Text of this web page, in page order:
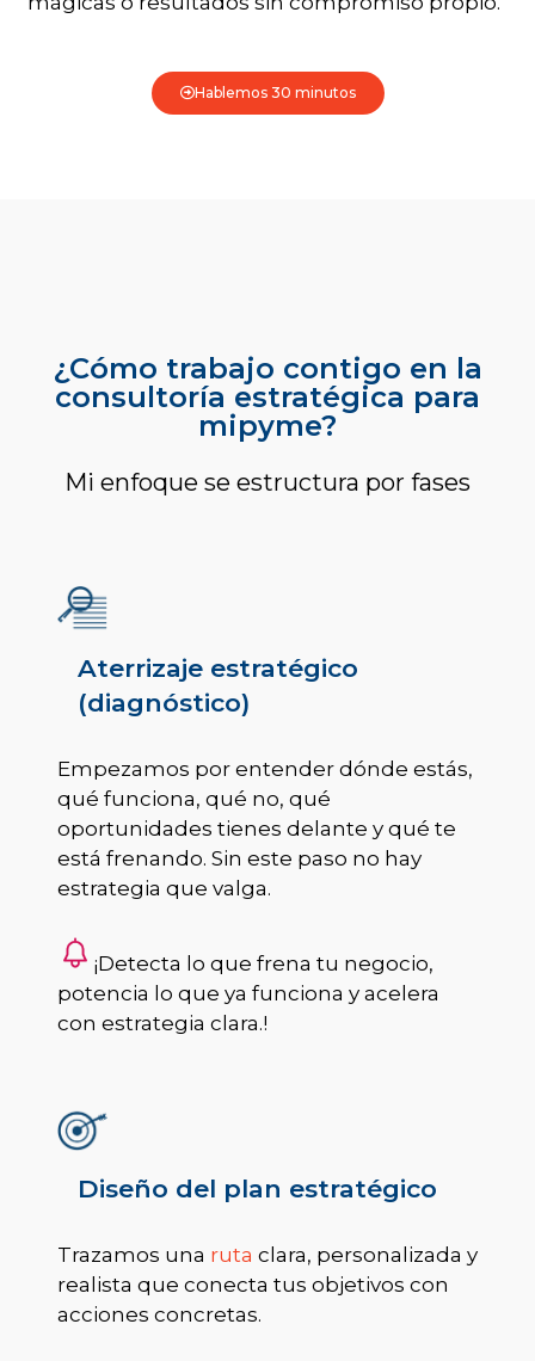
Hablemos 30 minutos
¿Cómo trabajo contigo en la
consultoría estratégica para
mipyme?
Mi enfoque se estructura por fases
Aterrizaje estratégico
(diagnóstico)
Empezamos por entender dónde estás,
qué funciona, qué no, qué
oportunidades tienes delante y qué te
está frenando. Sin este paso no hay
estrategia que valga.
¡Detecta lo que frena tu negocio,
potencia lo que ya funciona y acelera
con estrategia clara.!
Diseño del plan estratégico
Trazamos una ruta clara, personalizada y
realista que conecta tus objetivos con
acciones concretas.